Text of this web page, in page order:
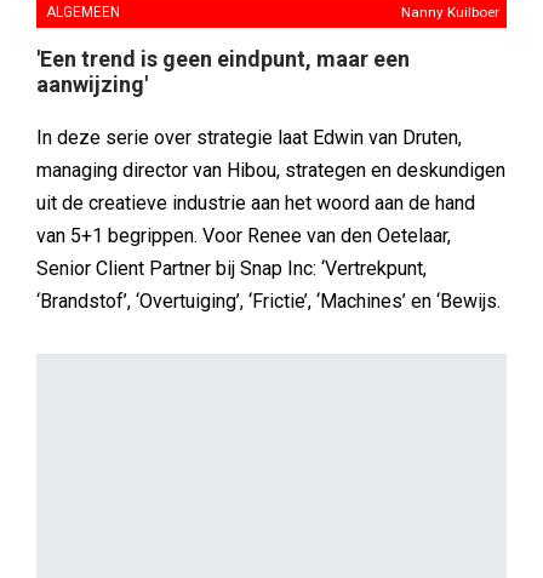
ALGEMEEN Nanny Kuilboer
'Een trend is geen eindpunt, maar een
aanwijzing'
In deze serie over strategie laat Edwin van Druten,
managing director van Hibou, strategen en deskundigen
uit de creatieve industrie aan het woord aan de hand
van 5+1 begrippen. Voor Renee van den Oetelaar,
Senior Client Partner bij Snap Inc: ‘Vertrekpunt,
‘Brandstof’, ‘Overtuiging’, ‘Frictie’, ‘Machines’ en ‘Bewijs.